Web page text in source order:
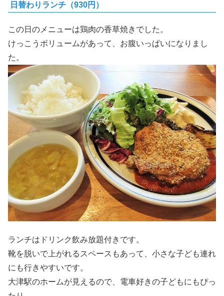
日替わりランチ（930円）
この日のメニューは鶏肉の香草焼きでした。
けっこうボリュームがあって、お腹いっぱいになりまし
た。
ランチはドリンク飲み放題付きです。
靴を脱いで上がれるスペースもあって、小さな子ども連れ
にも行きやすいです。
大津駅のホームが見えるので、電車好きの子どもにもぴっ